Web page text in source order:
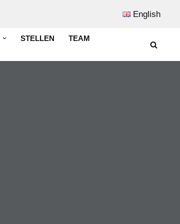
English
STELLEN
TEAM